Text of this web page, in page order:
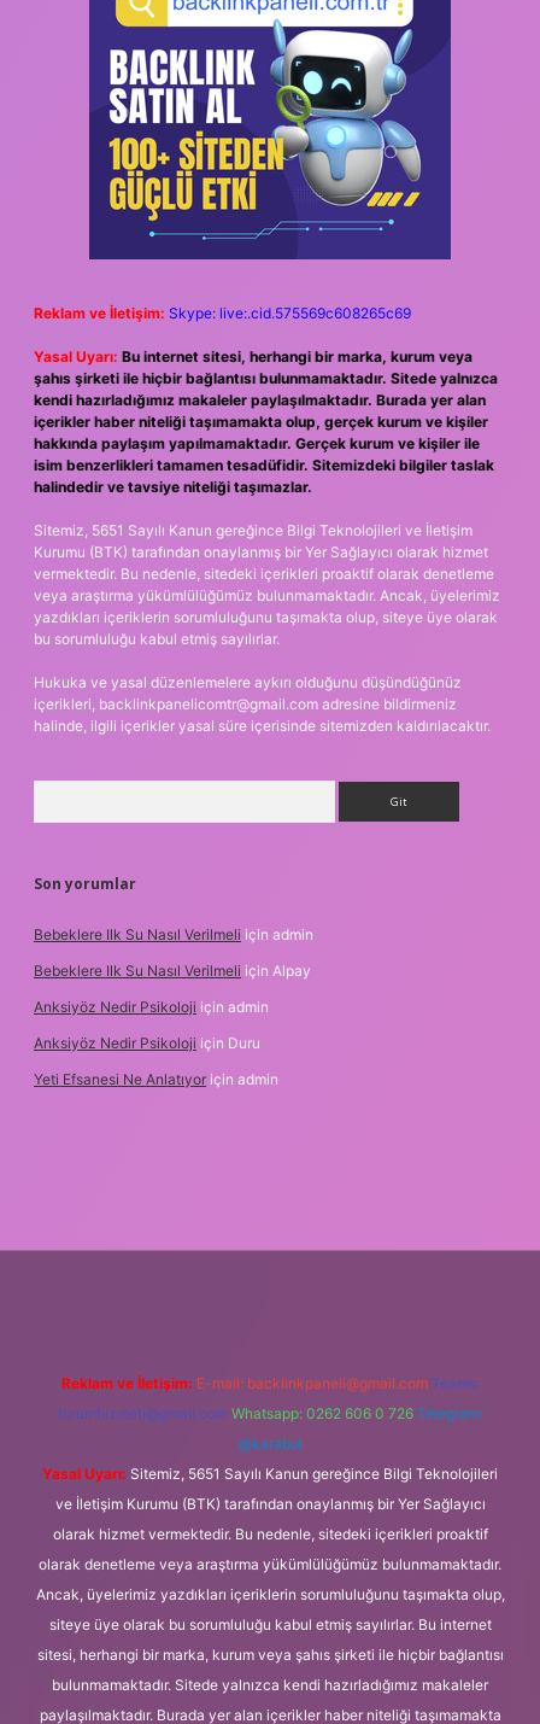
Reklam ve İletişim: Skype: live:.cid.575569c608265c69
Yasal Uyarı: Bu internet sitesi, herhangi bir marka, kurum veya
şahıs şirketi ile hiçbir bağlantısı bulunmamaktadır. Sitede yalnızca
kendi hazırladığımız makaleler paylaşılmaktadır. Burada yer alan
içerikler haber niteliği taşımamakta olup, gerçek kurum ve kişiler
hakkında paylaşım yapılmamaktadır. Gerçek kurum ve kişiler ile
isim benzerlikleri tamamen tesadüfidir. Sitemizdeki bilgiler taslak
halindedir ve tavsiye niteliği taşımazlar.
Sitemiz, 5651 Sayılı Kanun gereğince Bilgi Teknolojileri ve İletişim
Kurumu (BTK) tarafından onaylanmış bir Yer Sağlayıcı olarak hizmet
vermektedir. Bu nedenle, sitedeki içerikleri proaktif olarak denetleme
veya araştırma yükümlülüğümüz bulunmamaktadır. Ancak, üyelerimiz
yazdıkları içeriklerin sorumluluğunu taşımakta olup, siteye üye olarak
bu sorumluluğu kabul etmiş sayılırlar.
Hukuka ve yasal düzenlemelere aykırı olduğunu düşündüğünüz
içerikleri, backlinkpanelicomtr@gmail.com adresine bildirmeniz
halinde, ilgili içerikler yasal süre içerisinde sitemizden kaldırılacaktır.
Son yorumlar
Bebeklere Ilk Su Nasıl Verilmeli için admin
Bebeklere Ilk Su Nasıl Verilmeli için Alpay
Anksiyöz Nedir Psikoloji için admin
Anksiyöz Nedir Psikoloji için Duru
Yeti Efsanesi Ne Anlatıyor için admin
Reklam ve İletişim: E-mail: backlinkpaneli@gmail.com Teams:
forumhizmeti@gmail.com Whatsapp: 0262 606 0 726 Telegram:
@karabul
Yasal Uyarı: Sitemiz, 5651 Sayılı Kanun gereğince Bilgi Teknolojileri
ve İletişim Kurumu (BTK) tarafından onaylanmış bir Yer Sağlayıcı
olarak hizmet vermektedir. Bu nedenle, sitedeki içerikleri proaktif
olarak denetleme veya araştırma yükümlülüğümüz bulunmamaktadır.
Ancak, üyelerimiz yazdıkları içeriklerin sorumluluğunu taşımakta olup,
siteye üye olarak bu sorumluluğu kabul etmiş sayılırlar. Bu internet
sitesi, herhangi bir marka, kurum veya şahıs şirketi ile hiçbir bağlantısı
bulunmamaktadır. Sitede yalnızca kendi hazırladığımız makaleler
paylaşılmaktadır. Burada yer alan içerikler haber niteliği taşımamakta